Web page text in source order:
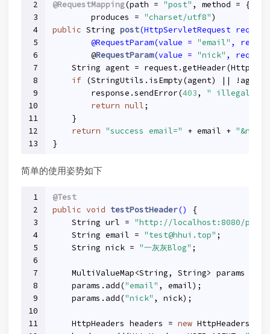
2
3
4
5
6
7
8
9
10
11
12
13
@RequestMapping(path = "post" , method =
        produces =
"charset/utf8")
public String post(HttpServletRequest
        @RequestParam(value =
"email" ,
        @
RequestParam(value = "nick" ,
String agent =
if (StringUtils.isEmpty(agent) ||
        response.sendError(
403, " illegal
return null ;
    }
return "success email=" + email +
}
简单的使用姿势如下
1
2
3
4
5
6
7
8
9
10
11
@Test
public void testPostHeader()
{
    String url =
"http://localhost:8080/post"
    String email =
"test@hhui.top" ;
    String nick =
"一灰灰Blog" ;
    MultiValueMap<String, String> params =
    params.add(
"email" , email);
    params.add(
"nick" , nick);
    HttpHeaders headers =
new HttpHeaders();